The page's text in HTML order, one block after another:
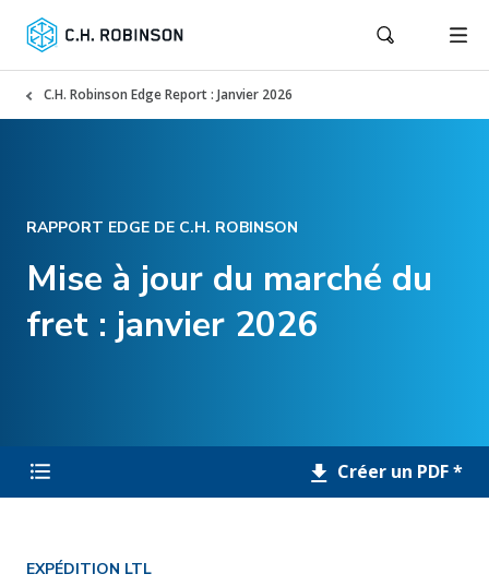
C.H. Robinson Edge Report : Janvier 2026
RAPPORT EDGE DE C.H. ROBINSON
Mise à jour du marché du
fret : janvier 2026
Créer un PDF *
EXPÉDITION LTL